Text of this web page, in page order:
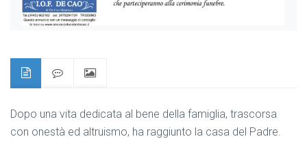
Dopo una vita dedicata al bene della famiglia, trascorsa
con onestà ed altruismo, ha raggiunto la casa del Padre.